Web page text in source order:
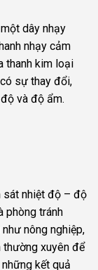
dây nhạy
nhạy cảm
thanh kim loại
sự thay đổi,
và độ ẩm.
sát nhiệt độ – độ
phòng tránh
nông nghiệp,
thường xuyên để
kết quả